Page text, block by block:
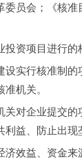
委员会；《核
项目进行的
行核准制的
机关。
企业提交的
益、防止出
益、资金来